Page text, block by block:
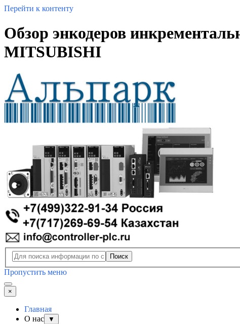
Перейти к контенту
Обзор энкодеров
MITSUBISHI
Поиск
Пропустить меню
×
Главная
О нас
▼